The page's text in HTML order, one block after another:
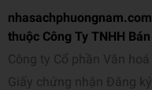
thuộc Công Ty TNHH
Công ty Cổ phần Văn
Giấy chứng nhận Đăng